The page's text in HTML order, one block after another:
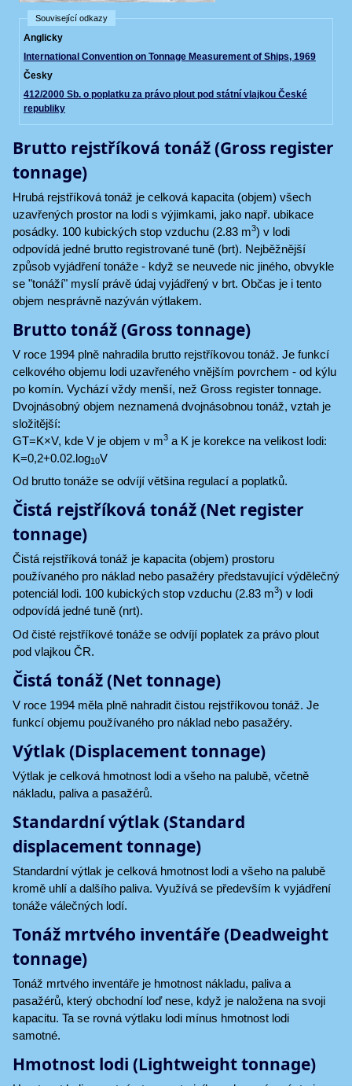
Související odkazy
Anglicky
International Convention on Tonnage Measurement of Ships, 1969
Česky
412/2000 Sb. o poplatku za právo plout pod státní vlajkou České
republiky
Brutto rejstříková tonáž (Gross register
tonnage)
Hrubá rejstříková tonáž je celková kapacita (objem) všech
uzavřených prostor na lodi s výjimkami, jako např. ubikace
posádky. 100 kubických stop vzduchu (2.83 m3) v lodi
odpovídá jedné brutto registrované tuně (brt). Nejběžnější
způsob vyjádření tonáže - když se neuvede nic jiného, obvykle
se "tonáží" myslí právě údaj vyjádřený v brt. Občas je i tento
objem nesprávně nazýván výtlakem.
Brutto tonáž (Gross tonnage)
V roce 1994 plně nahradila brutto rejstříkovou tonáž. Je funkcí
celkového objemu lodi uzavřeného vnějším povrchem - od kýlu
po komín. Vychází vždy menší, než Gross register tonnage.
Dvojnásobný objem neznamená dvojnásobnou tonáž, vztah je
složitější:
GT=K×V, kde V je objem v m3 a K je korekce na velikost lodi:
K=0,2+0.02.log10V
Od brutto tonáže se odvíjí většina regulací a poplatků.
Čistá rejstříková tonáž (Net register
tonnage)
Čistá rejstříková tonáž je kapacita (objem) prostoru
používaného pro náklad nebo pasažéry představující výdělečný
potenciál lodi. 100 kubických stop vzduchu (2.83 m3) v lodi
odpovídá jedné tuně (nrt).
Od čisté rejstříkové tonáže se odvíjí poplatek za právo plout
pod vlajkou ČR.
Čistá tonáž (Net tonnage)
V roce 1994 měla plně nahradit čistou rejstříkovou tonáž. Je
funkcí objemu používaného pro náklad nebo pasažéry.
Výtlak (Displacement tonnage)
Výtlak je celková hmotnost lodi a všeho na palubě, včetně
nákladu, paliva a pasažérů.
Standardní výtlak (Standard
displacement tonnage)
Standardní výtlak je celková hmotnost lodi a všeho na palubě
kromě uhlí a dalšího paliva. Využívá se především k vyjádření
tonáže válečných lodí.
Tonáž mrtvého inventáře (Deadweight
tonnage)
Tonáž mrtvého inventáře je hmotnost nákladu, paliva a
pasažérů, který obchodní loď nese, když je naložena na svoji
kapacitu. Ta se rovná výtlaku lodi mínus hmotnost lodi
samotné.
Hmotnost lodi (Lightweight tonnage)